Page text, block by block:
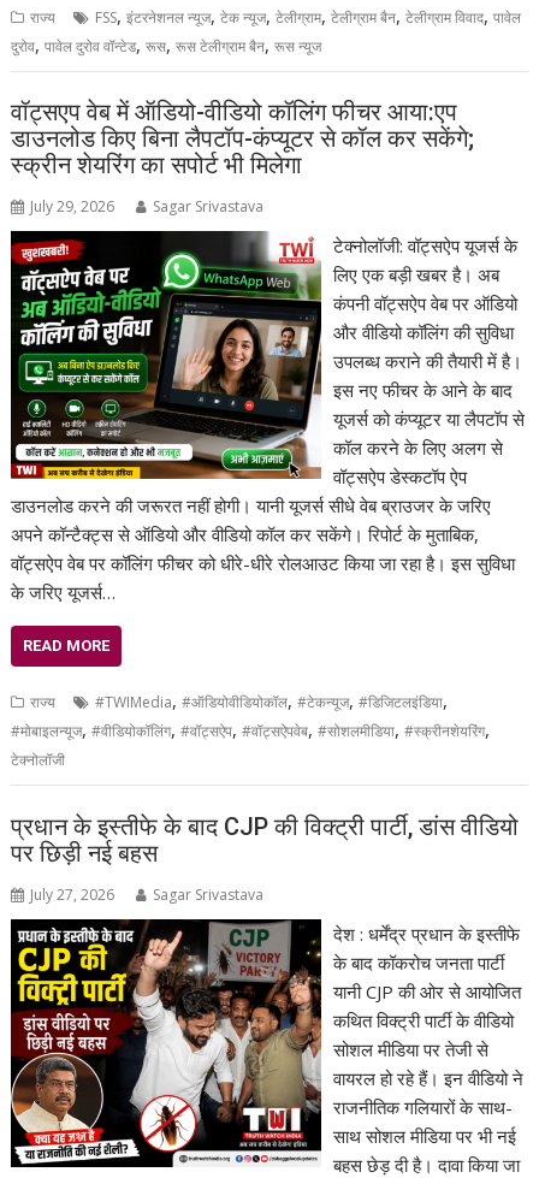
राज्य FSS,इंटरनेशनल न्यूज,टेक न्यूज,टेलीग्राम,टेलीग्राम बैन,टेलीग्राम विवाद,पावेल
दुरोव,पावेल दुरोव वॉन्टेड,रूस,रूस टेलीग्राम बैन,रूस न्यूज
वॉट्सएप वेब में ऑडियो-वीडियो कॉलिंग फीचर आया:एप
डाउनलोड किए बिना लैपटॉप-कंप्यूटर से कॉल कर सकेंगे;
स्क्रीन शेयरिंग का सपोर्ट भी मिलेगा
July 29, 2026 Sagar Srivastava
टेक्नोलॉजी: वॉट्सऐप यूजर्स के
लिए एक बड़ी खबर है। अब
कंपनी वॉट्सऐप वेब पर ऑडियो
और वीडियो कॉलिंग की सुविधा
उपलब्ध कराने की तैयारी में है।
इस नए फीचर के आने के बाद
यूजर्स को कंप्यूटर या लैपटॉप से
कॉल करने के लिए अलग से
वॉट्सऐप डेस्कटॉप ऐप
डाउनलोड करने की जरूरत नहीं होगी। यानी यूजर्स सीधे वेब ब्राउजर के जरिए
अपने कॉन्टैक्ट्स से ऑडियो और वीडियो कॉल कर सकेंगे। रिपोर्ट के मुताबिक,
वॉट्सऐप वेब पर कॉलिंग फीचर को धीरे-धीरे रोलआउट किया जा रहा है। इस सुविधा
के जरिए यूजर्स…
READ MORE
राज्य #TWIMedia,#ऑडियोवीडियोकॉल,#टेकन्यूज,#डिजिटलइंडिया,
#मोबाइलन्यूज,#वीडियोकॉलिंग,#वॉट्सऐप,#वॉट्सऐपवेब,#सोशलमीडिया,#स्क्रीनशेयरिंग,
टेक्नोलॉजी
प्रधान के इस्तीफे के बाद CJP की विक्ट्री पार्टी, डांस वीडियो
पर छिड़ी नई बहस
July 27, 2026 Sagar Srivastava
देश : धर्मेंद्र प्रधान के इस्तीफे
के बाद कॉकरोच जनता पार्टी
यानी CJP की ओर से आयोजित
कथित विक्ट्री पार्टी के वीडियो
सोशल मीडिया पर तेजी से
वायरल हो रहे हैं। इन वीडियो ने
राजनीतिक गलियारों के साथ-
साथ सोशल मीडिया पर भी नई
बहस छेड़ दी है। दावा किया जा